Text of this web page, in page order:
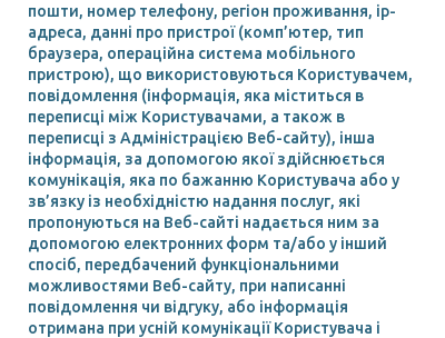
пошти, номер телефону, регіон проживання, ір-
адреса, данні про пристрої (комп’ютер, тип
браузера, операційна система мобільного
пристрою), що використовуються Користувачем,
повідомлення (інформація, яка міститься в
переписці між Користувачами, а також в
переписці з Адміністрацією Веб-сайту), інша
інформація, за допомогою якої здійснюється
комунікація, яка по бажанню Користувача або у
зв’язку із необхідністю надання послуг, які
пропонуються на Веб-сайті надається ним за
допомогою електронних форм та/або у інший
спосіб, передбачений функціональними
можливостями Веб-сайту, при написанні
повідомлення чи відгуку, або інформація
отримана при усній комунікації Користувача і